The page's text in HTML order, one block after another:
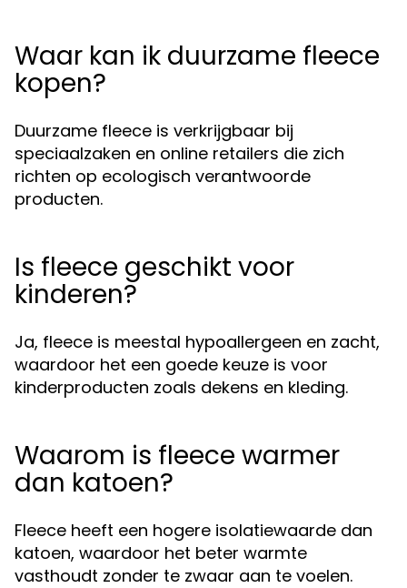
Waar kan ik duurzame fleece
kopen?
Duurzame fleece is verkrijgbaar bij
speciaalzaken en online retailers die zich
richten op ecologisch verantwoorde
producten.
Is fleece geschikt voor
kinderen?
Ja, fleece is meestal hypoallergeen en zacht,
waardoor het een goede keuze is voor
kinderproducten zoals dekens en kleding.
Waarom is fleece warmer
dan katoen?
Fleece heeft een hogere isolatiewaarde dan
katoen, waardoor het beter warmte
vasthoudt zonder te zwaar aan te voelen.